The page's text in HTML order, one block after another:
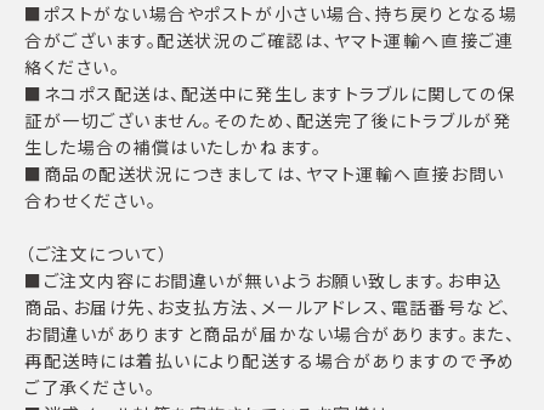
■ポストがない場合やポストが小さい場合、持ち戻りとなる場
合がございます。配送状況のご確認は、ヤマト運輸へ直接ご連
絡ください。
■ネコポス配送は、配送中に発生しますトラブルに関しての保
証が一切ございません。そのため、配送完了後にトラブルが発
生した場合の補償はいたしかねます。
■商品の配送状況につきましては、ヤマト運輸へ直接お問い
合わせください。
（ご注文について）
■ご注文内容にお間違いが無いようお願い致します。お申込
商品、お届け先、お支払方法、メールアドレス、電話番号など、
お間違いがありますと商品が届かない場合があります。また、
再配送時には着払いにより配送する場合がありますので予め
ご了承ください。